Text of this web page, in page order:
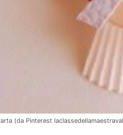
(da Pinterest